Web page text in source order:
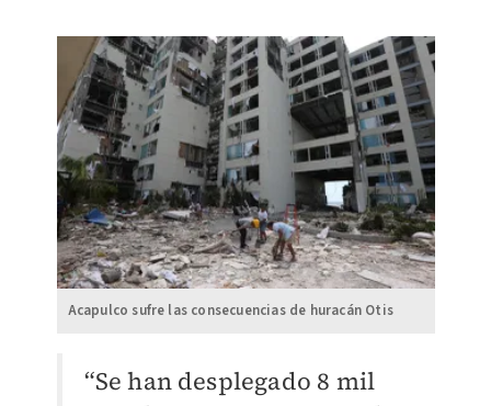
Acapulco sufre las consecuencias de huracán Otis
“Se han desplegado 8 mil